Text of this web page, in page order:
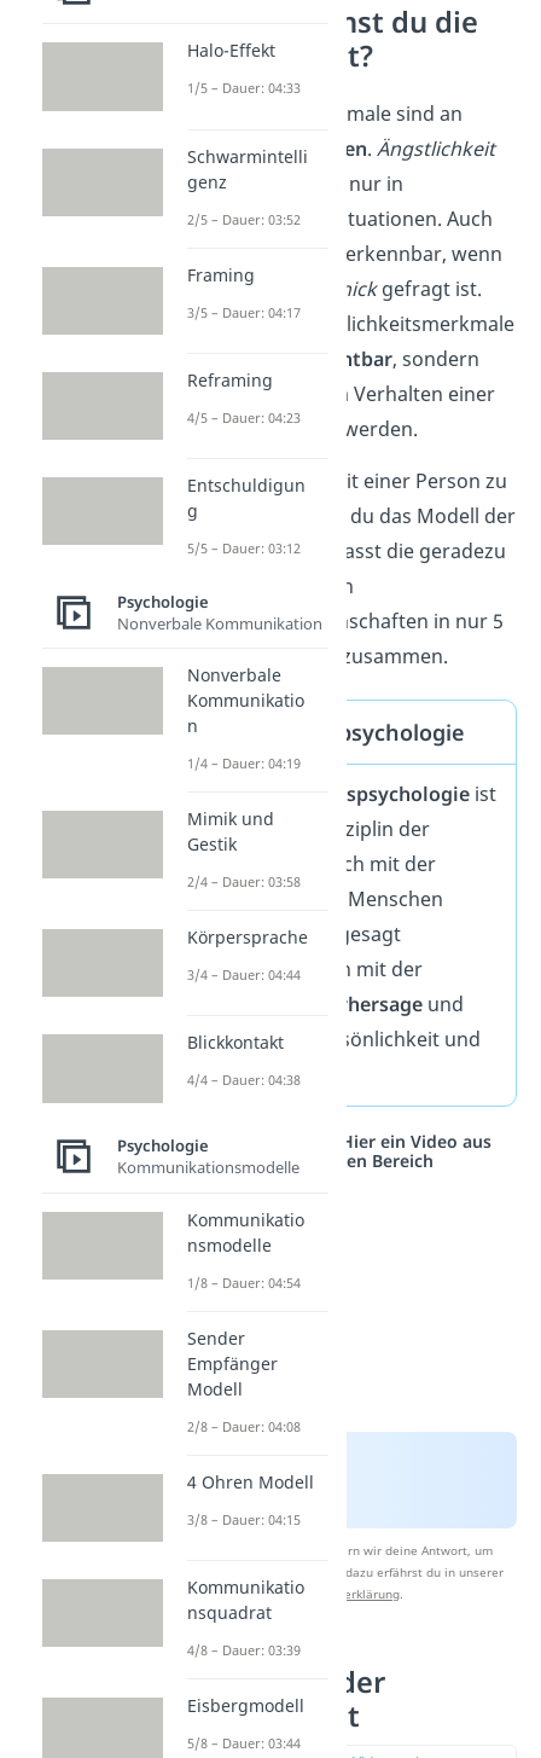
Woran erkennst du die
Persönlichkeit?
Persönlichkeitsmerkmale sind an
Situationen gebunden. Ängstlichkeit
zeigt sich schließlich nur in
angstauslösenden
Situationen. Auch
wird erst erkennbar, wenn
beispielsweise
Geschickgefragt ist.
Deshalb sind Persönlichkeitsmerkmale
nicht direkt beobachtbar, sondern
können nur aus dem Verhalten einer
Person erschlossen werden.
Um die Persönlichkeit einer Person zu
beschreiben
, kannst du das Modell der
Big Fivenutzen. Es fasst die geradezu
unendliche Anzahl an
Persönlichkeitseigenschaften in nur 5
Grunddimensionen zusammen.
Persönlichkeitspsychologie
Persönlichkeitspsychologieist
die Grundlagendisziplin der
Psychologie, die sich mit der
Persönlichkeit der Menschen
befasst. Genauer gesagt
beschäftigt sie sich mit der
Vorhersageund
Erklärungder Persönlichkeit und
ihrer Entwicklung.
Studyflix vernetzt: Hier ein Video aus
einem anderen Bereich
Nach Beantwortung speichern wir deine Antwort, um
Studyflix zu verbessern. Mehr dazu erfährst du in unserer
Datenschutzerklärung.
Entwicklung der
Persönlichkeit
Halo-Effekt
1/5 – Dauer: 04:33
Schwarmintelli
genz
2/5 – Dauer: 03:52
Framing
3/5 – Dauer: 04:17
Reframing
4/5 – Dauer: 04:23
Entschuldigun
g
5/5 – Dauer: 03:12
Psychologie
Nonverbale Kommunikation
Nonverbale
Kommunikatio
n
1/4 – Dauer: 04:19
Mimik und
Gestik
2/4 – Dauer: 03:58
Körpersprache
3/4 – Dauer: 04:44
Blickkontakt
4/4 – Dauer: 04:38
Psychologie
Kommunikationsmodelle
Kommunikatio
nsmodelle
1/8 – Dauer: 04:54
Sender
Empfänger
Modell
2/8 – Dauer: 04:08
4 Ohren Modell
3/8 – Dauer: 04:15
Kommunikatio
nsquadrat
4/8 – Dauer: 03:39
Eisbergmodell
5/8 – Dauer: 03:44